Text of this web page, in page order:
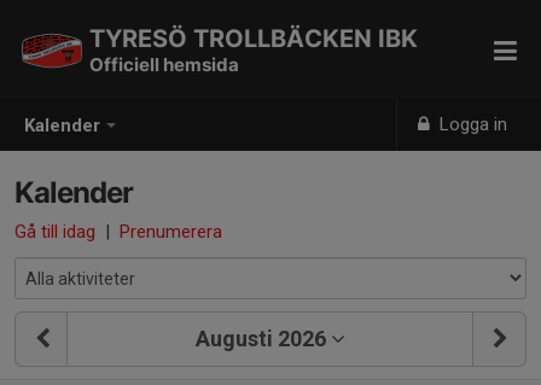
Kalender Logga in
TYRESÖ TROLLBÄCKEN IBK
Officiell hemsida
Kalender
Gå till idag | Prenumerera
Augusti 2026